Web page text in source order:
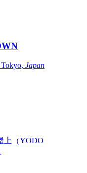
Japan
上（YODO